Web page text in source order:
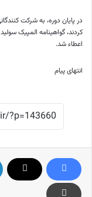
در پایان دوره، به شرکت
کردند، گواهینامه المپیک
اعطاء شد.
انتهای پیام